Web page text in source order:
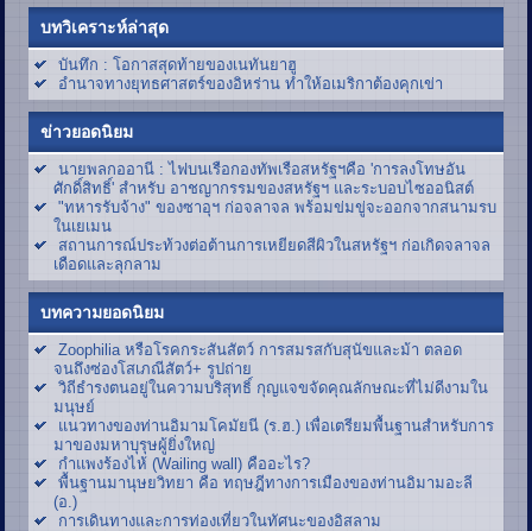
บทวิเคราะห์ล่าสุด
บันทึก : โอกาสสุดท้ายของเนทันยาฮู
อำนาจทางยุทธศาสตร์ของอิหร่าน ทำให้อเมริกาต้องคุกเข่า
ข่าวยอดนิยม
นายพลกออานี : ไฟบนเรือกองทัพเรือสหรัฐฯคือ 'การลงโทษอัน
ศักดิ์สิทธิ์' สำหรับ อาชญากรรมของสหรัฐฯ และระบอบไซออนิสต์
"ทหารรับจ้าง" ของซาอุฯ ก่อจลาจล พร้อมข่มขู่จะออกจากสนามรบ
ในเยเมน
สถานการณ์ประท้วงต่อต้านการเหยียดสีผิวในสหรัฐฯ ก่อเกิดจลาจล
เดือดและลุกลาม
บทความยอดนิยม
Zoophilia หรือโรคกระสันสัตว์ การสมรสกับสุนัขและม้า ตลอด
จนถึงซ่องโสเภณีสัตว์+ รูปถ่าย
วิถีธำรงตนอยู่ในความบริสุทธิ์ กุญแจขจัดคุณลักษณะที่ไม่ดีงามใน
มนุษย์
แนวทางของท่านอิมามโคมัยนี (ร.ฮ.) เพื่อเตรียมพื้นฐานสำหรับการ
มาของมหาบุรุษผู้ยิ่งใหญ่
กำแพงร้องไห้ (Wailing wall) คืออะไร?
พื้นฐานมานุษยวิทยา คือ ทฤษฎีทางการเมืองของท่านอิมามอะลี
(อ.)
การเดินทางและการท่องเที่ยวในทัศนะของอิสลาม